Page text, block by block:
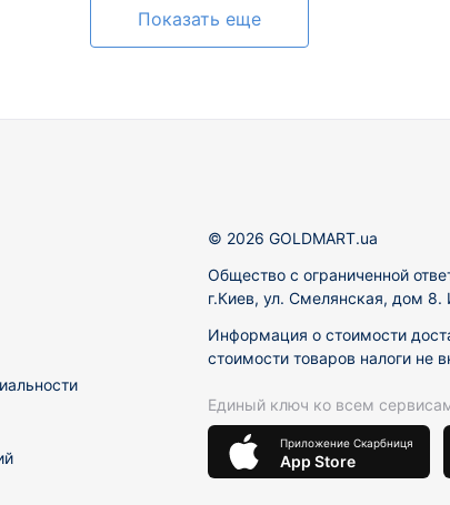
Показать еще
© 2026 GOLDMART.ua
Общество с ограниченной
г.Киев, ул. Смелянская, дом
Информация о стоимости
стоимости товаров налоги не
Единый ключ ко всем
Приложение Скарбниця
App Store